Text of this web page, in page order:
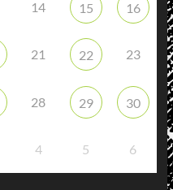
14 15 16
21 22 23
28 29 30
4 5 6